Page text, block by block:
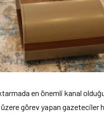
en önemli kanal
görev yapan gazeteciler